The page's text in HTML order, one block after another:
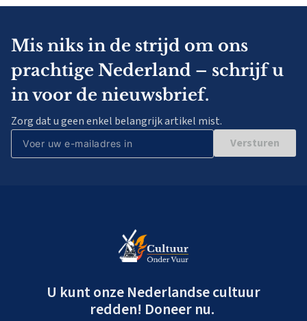
Mis niks in de strijd om ons
prachtige Nederland – schrijf u
in voor de nieuwsbrief.
Zorg dat u geen enkel belangrijk artikel mist.
Versturen
U kunt onze Nederlandse cultuur
redden! Doneer nu.